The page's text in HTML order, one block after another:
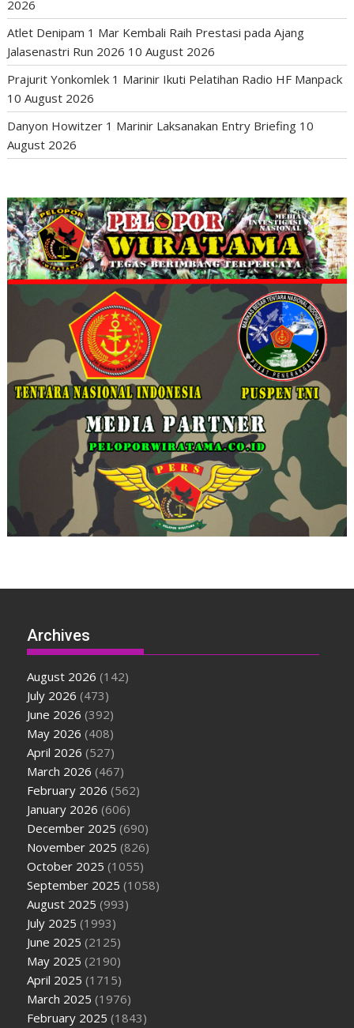
2026
Atlet Denipam 1 Mar Kembali Raih Prestasi pada Ajang
Jalasenastri Run 2026 10 August 2026
Prajurit Yonkomlek 1 Marinir Ikuti Pelatihan Radio HF Manpack
10 August 2026
Danyon Howitzer 1 Marinir Laksanakan Entry Briefing 10
August 2026
Archives
August 2026 (142)
July 2026 (473)
June 2026 (392)
May 2026 (408)
April 2026 (527)
March 2026 (467)
February 2026 (562)
January 2026 (606)
December 2025 (690)
November 2025 (826)
October 2025 (1055)
September 2025 (1058)
August 2025 (993)
July 2025 (1993)
June 2025 (2125)
May 2025 (2190)
April 2025 (1715)
March 2025 (1976)
February 2025 (1843)